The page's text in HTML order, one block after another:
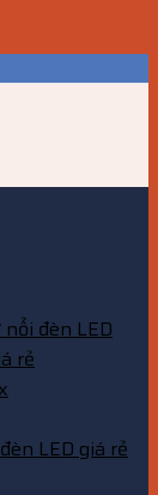
đèn LED
rẻ
LED giá rẻ